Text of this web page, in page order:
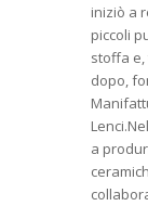
iniziò a
piccoli
stoffa
dopo,
a